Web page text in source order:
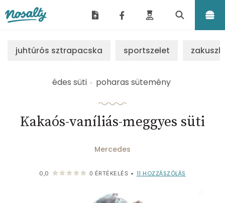
juhtúrós sztrapacska sportszelet
édes süti poharas sütemény
Kakaós-vaníliás-meggyes süti
Mercedes
0,0 0 ÉRTÉKELÉS • 11 HOZZÁSZÓLÁS